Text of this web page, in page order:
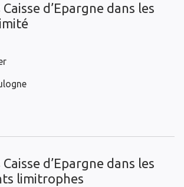
d’Epargne dans les
d’Epargne dans les
limitrophes